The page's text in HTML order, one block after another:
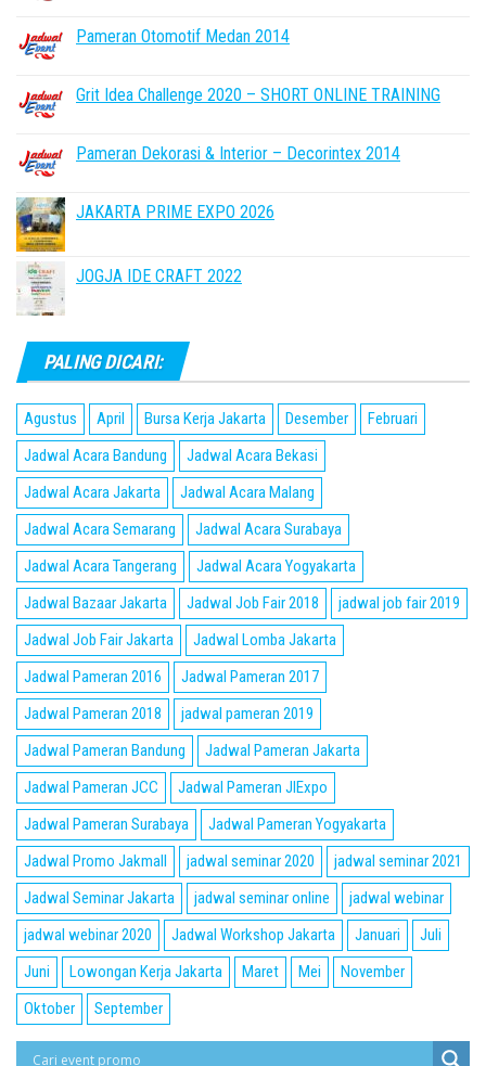
Pameran Otomotif Medan 2014
Grit Idea Challenge 2020 – SHORT ONLINE TRAINING
Pameran Dekorasi & Interior – Decorintex 2014
JAKARTA PRIME EXPO 2026
JOGJA IDE CRAFT 2022
PALING DICARI:
Agustus April Bursa Kerja Jakarta Desember
Februari
Jadwal Acara Bandung
Jadwal Acara Bekasi
Jadwal Acara Jakarta
Jadwal Acara Malang
Jadwal Acara Semarang
Jadwal Acara Surabaya
Jadwal Acara Tangerang
Jadwal Acara Yogyakarta
Jadwal Bazaar Jakarta
Jadwal Job Fair 2018
jadwal job fair 2019
Jadwal Job Fair Jakarta
Jadwal Lomba Jakarta
Jadwal Pameran 2016
Jadwal Pameran 2017
Jadwal Pameran 2018
jadwal pameran 2019
Jadwal Pameran Bandung
Jadwal Pameran Jakarta
Jadwal Pameran JCC
Jadwal Pameran JIExpo
Jadwal Pameran Surabaya
Jadwal Pameran Yogyakarta
Jadwal Promo Jakmall
jadwal seminar 2020
jadwal seminar 2021
Jadwal Seminar Jakarta
jadwal seminar online
jadwal webinar
jadwal webinar 2020
Jadwal Workshop Jakarta Januari
Juli
Juni
Lowongan Kerja Jakarta Maret Mei
November
Oktober
September